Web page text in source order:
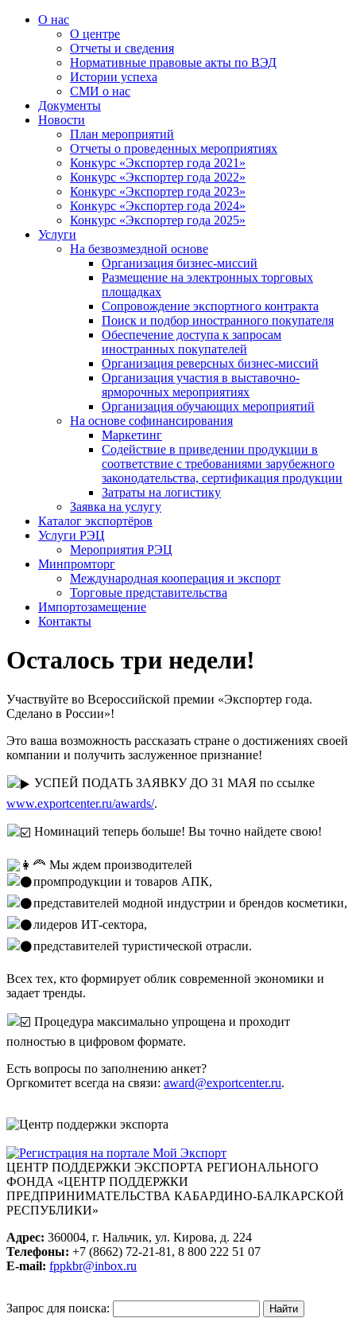
О нас
О центре
Отчеты и сведения
Нормативные правовые акты по ВЭД
Истории успеха
СМИ о нас
Документы
Новости
План мероприятий
Отчеты о проведенных мероприятиях
Конкурс «Экспортер года 2021»
Конкурс «Экспортер года 2022»
Конкурс «Экспортер года 2023»
Конкурс «Экспортер года 2024»
Конкурс «Экспортер года 2025»
Услуги
На безвозмездной основе
Организация бизнес-миссий
Размещение на электронных торговых
площадках
Сопровождение экспортного контракта
Поиск и подбор иностранного покупателя
Обеспечение доступа к запросам
иностранных покупателей
Организация реверсных бизнес-миссий
Организация участия в выставочно-
ярморочных мероприятиях
Организация обучающих мероприятий
На основе софинансирования
Маркетинг
Содействие в приведении продукции в
соответствие с требованиями зарубежного
законодательства, сертификация продукции
Затраты на логистику
Заявка на услугу
Каталог экспортёров
Услуги РЭЦ
Мероприятия РЭЦ
Минпромторг
Международная кооперация и экспорт
Торговые представительства
Импортозамещение
Контакты
️Осталось три недели!
Участвуйте во Всероссийской премии «Экспортер года.
Сделано в России»!
Это ваша возможность рассказать стране о достижениях своей
компании и получить заслуженное признание!
УСПЕЙ ПОДАТЬ ЗАЯВКУ ДО 31 МАЯ по ссылке
www.exportcenter.ru/awards/.
Номинаций теперь больше! Вы точно найдете свою!
Мы ждем производителей
️промпродукции и товаров АПК,
️представителей модной индустрии и брендов косметики,
️лидеров ИТ-сектора,
️представителей туристической отрасли.
Всех тех, кто формирует облик современной экономики и
задает тренды.
Процедура максимально упрощена и проходит
полностью в цифровом формате.
Есть вопросы по заполнению анкет?
Оргкомитет всегда на связи: award@exportcenter.ru.
ЦЕНТР ПОДДЕРЖКИ ЭКСПОРТА РЕГИОНАЛЬНОГО
ФОНДА «ЦЕНТР ПОДДЕРЖКИ
ПРЕДПРИНИМАТЕЛЬСТВА КАБАРДИНО-БАЛКАРСКОЙ
РЕСПУБЛИКИ»
Адрес: 360004, г. Нальчик, ул. Кирова, д. 224
Телефоны: +7 (8662) 72-21-81, 8 800 222 51 07
E-mail: fppkbr@inbox.ru
Запрос для поиска: